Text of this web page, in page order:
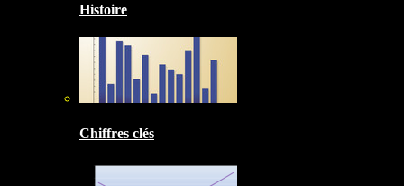
Histoire
Chiffres clés